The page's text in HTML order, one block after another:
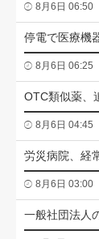
8月6日 06:50
停電で医療機
8月6日 06:25
OTC類似薬、
8月6日 04:45
労災病院、経
8月6日 03:00
一般社団法人